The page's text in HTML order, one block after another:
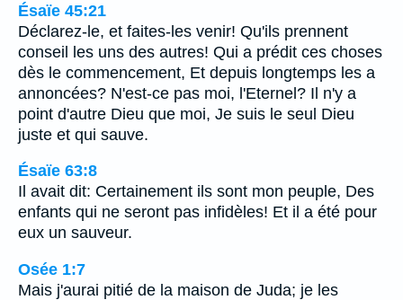
Ésaïe 45:21
Déclarez-le, et faites-les venir! Qu'ils prennent
conseil les uns des autres! Qui a prédit ces choses
dès le commencement, Et depuis longtemps les a
annoncées? N'est-ce pas moi, l'Eternel? Il n'y a
point d'autre Dieu que moi, Je suis le seul Dieu
juste et qui sauve.
Ésaïe 63:8
Il avait dit: Certainement ils sont mon peuple, Des
enfants qui ne seront pas infidèles! Et il a été pour
eux un sauveur.
Osée 1:7
Mais j'aurai pitié de la maison de Juda; je les